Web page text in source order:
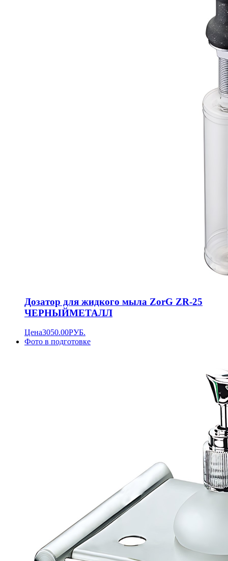
Дозатор для жидкого мыла ZorG ZR-25
ЧЕРНЫЙМЕТАЛЛ
Цена3050.00РУБ.
Фото в подготовке